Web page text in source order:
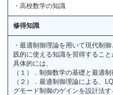
・高校数学の知識
修得知識
・最適制御理論を用いて現代制
践的に使える知識を習得すること
具体的には、
（１）．制御数学の基礎と最適
（２）．最適制御理論による、
グモード制御のゲインを設計法